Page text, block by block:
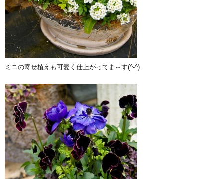
ミニの寄せ植えも可愛く仕上がってま～す(^-^)